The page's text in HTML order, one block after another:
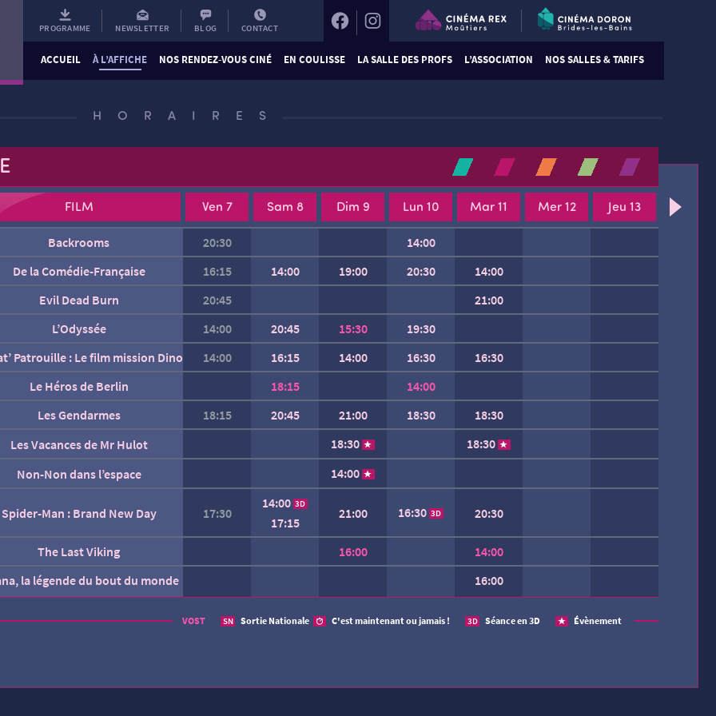
PROGRAMME NEWSLETTER BLOG CONTACT
ACCUEIL À L’AFFICHE NOS RENDEZ-VOUS CINÉ EN COULISSE LA SALLE DES PROFS L’ASSOCIATION NOS SALLES & TARIFS
HORAIRES
FILM Ven 7 Sam 8 Dim 9 Lun 10 Mar 11 Mer 12 Jeu 13
Backrooms 20:30
14:00
De la Comédie-Française
16:15 14:00 19:00 20:30
14:00
Evil Dead Burn
20:45
21:00
L’Odyssée
14:00 20:45 15:30
19:30
Patrouille : Le film mission Dino
14:00 16:15 14:00 16:30
16:30
Le Héros de Berlin
18:15
14:00
Les Gendarmes
18:15 20:45 21:00 18:30
18:30
Les Vacances de Mr Hulot
18:30
18:30
Non-Non dans l’espace
14:00
Spider-Man : Brand New Day 17:30
14:00 3D
17:15
21:00 16:30 3D 20:30
The Last Viking 16:00
14:00
la légende du bout du monde
16:00
AUCUNE SÉANCE CETTE SEMAINE.
VOST SN Sortie Nationale C'est maintenant ou jamais ! 3D Séance en 3D Évènement